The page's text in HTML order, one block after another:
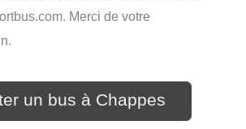
Merci de votre
un bus à Chappes